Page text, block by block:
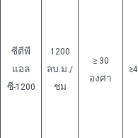
ซีดีพี
แอล
ซี-1200
1200
ลบ.ม./
ชม
≥ 30
องศา